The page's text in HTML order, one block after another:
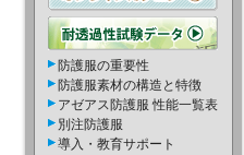
防護服の重要性
防護服素材の構造と特徴
アゼアス防護服 性能一覧表
別注防護服
導入・教育サポート